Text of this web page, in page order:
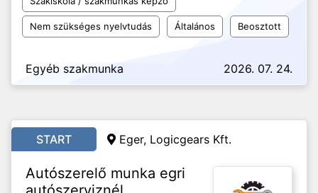
Nem szükséges nyelvtudás Általános Beosztott
Egyéb szakmunka 2026. 07. 24.
START Eger, Logicgears Kft.
Autószerelő munka egri